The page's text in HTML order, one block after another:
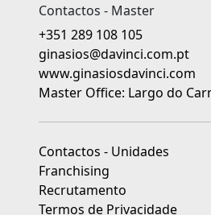
Contactos - Master
+351 289 108 105
ginasios@davinci.com.pt
www.ginasiosdavinci.com
Master Office: Largo do
Contactos - Unidades
Franchising
Recrutamento
Termos de Privacidade